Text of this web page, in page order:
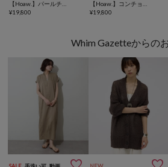
¥19,800
¥19,800
Whim Gazetteからの